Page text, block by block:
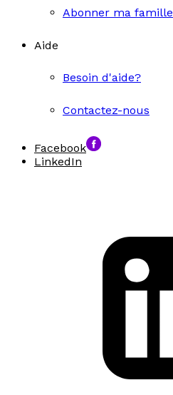
Abonner ma famille
Aide
Besoin d'aide?
Contactez-nous
Facebook
LinkedIn